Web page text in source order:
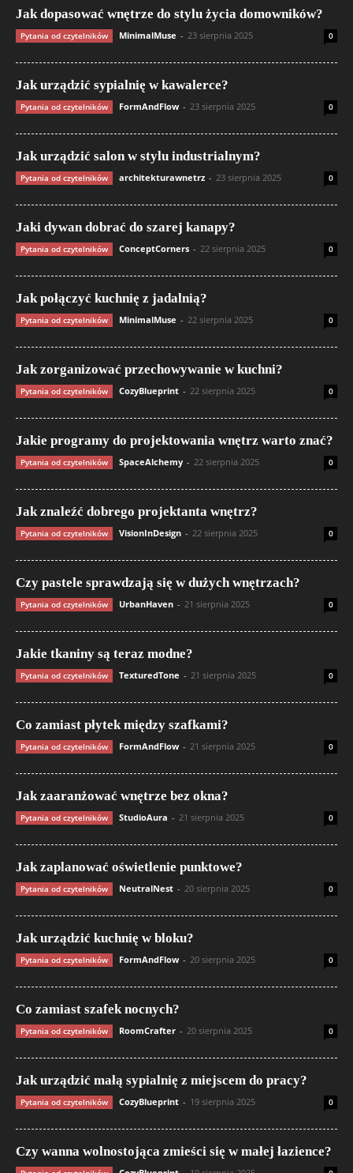
Jak dopasować wnętrze do stylu życia domowników?
Pytania od czytelników MinimalMuse - 23 sierpnia 2025 0
Jak urządzić sypialnię w kawalerce?
Pytania od czytelników FormAndFlow - 23 sierpnia 2025 0
Jak urządzić salon w stylu industrialnym?
Pytania od czytelników architekturawnetrz - 23 sierpnia 2025 0
Jaki dywan dobrać do szarej kanapy?
Pytania od czytelników ConceptCorners - 22 sierpnia 2025 0
Jak połączyć kuchnię z jadalnią?
Pytania od czytelników MinimalMuse - 22 sierpnia 2025 0
Jak zorganizować przechowywanie w kuchni?
Pytania od czytelników CozyBlueprint - 22 sierpnia 2025 0
Jakie programy do projektowania wnętrz warto znać?
Pytania od czytelników SpaceAlchemy - 22 sierpnia 2025 0
Jak znaleźć dobrego projektanta wnętrz?
Pytania od czytelników VisionInDesign - 22 sierpnia 2025 0
Czy pastele sprawdzają się w dużych wnętrzach?
Pytania od czytelników UrbanHaven - 21 sierpnia 2025 0
Jakie tkaniny są teraz modne?
Pytania od czytelników TexturedTone - 21 sierpnia 2025 0
Co zamiast płytek między szafkami?
Pytania od czytelników FormAndFlow - 21 sierpnia 2025 0
Jak zaaranżować wnętrze bez okna?
Pytania od czytelników StudioAura - 21 sierpnia 2025 0
Jak zaplanować oświetlenie punktowe?
Pytania od czytelników NeutralNest - 20 sierpnia 2025 0
Jak urządzić kuchnię w bloku?
Pytania od czytelników FormAndFlow - 20 sierpnia 2025 0
Co zamiast szafek nocnych?
Pytania od czytelników RoomCrafter - 20 sierpnia 2025 0
Jak urządzić małą sypialnię z miejscem do pracy?
Pytania od czytelników CozyBlueprint - 19 sierpnia 2025 0
Czy wanna wolnostojąca zmieści się w małej łazience?